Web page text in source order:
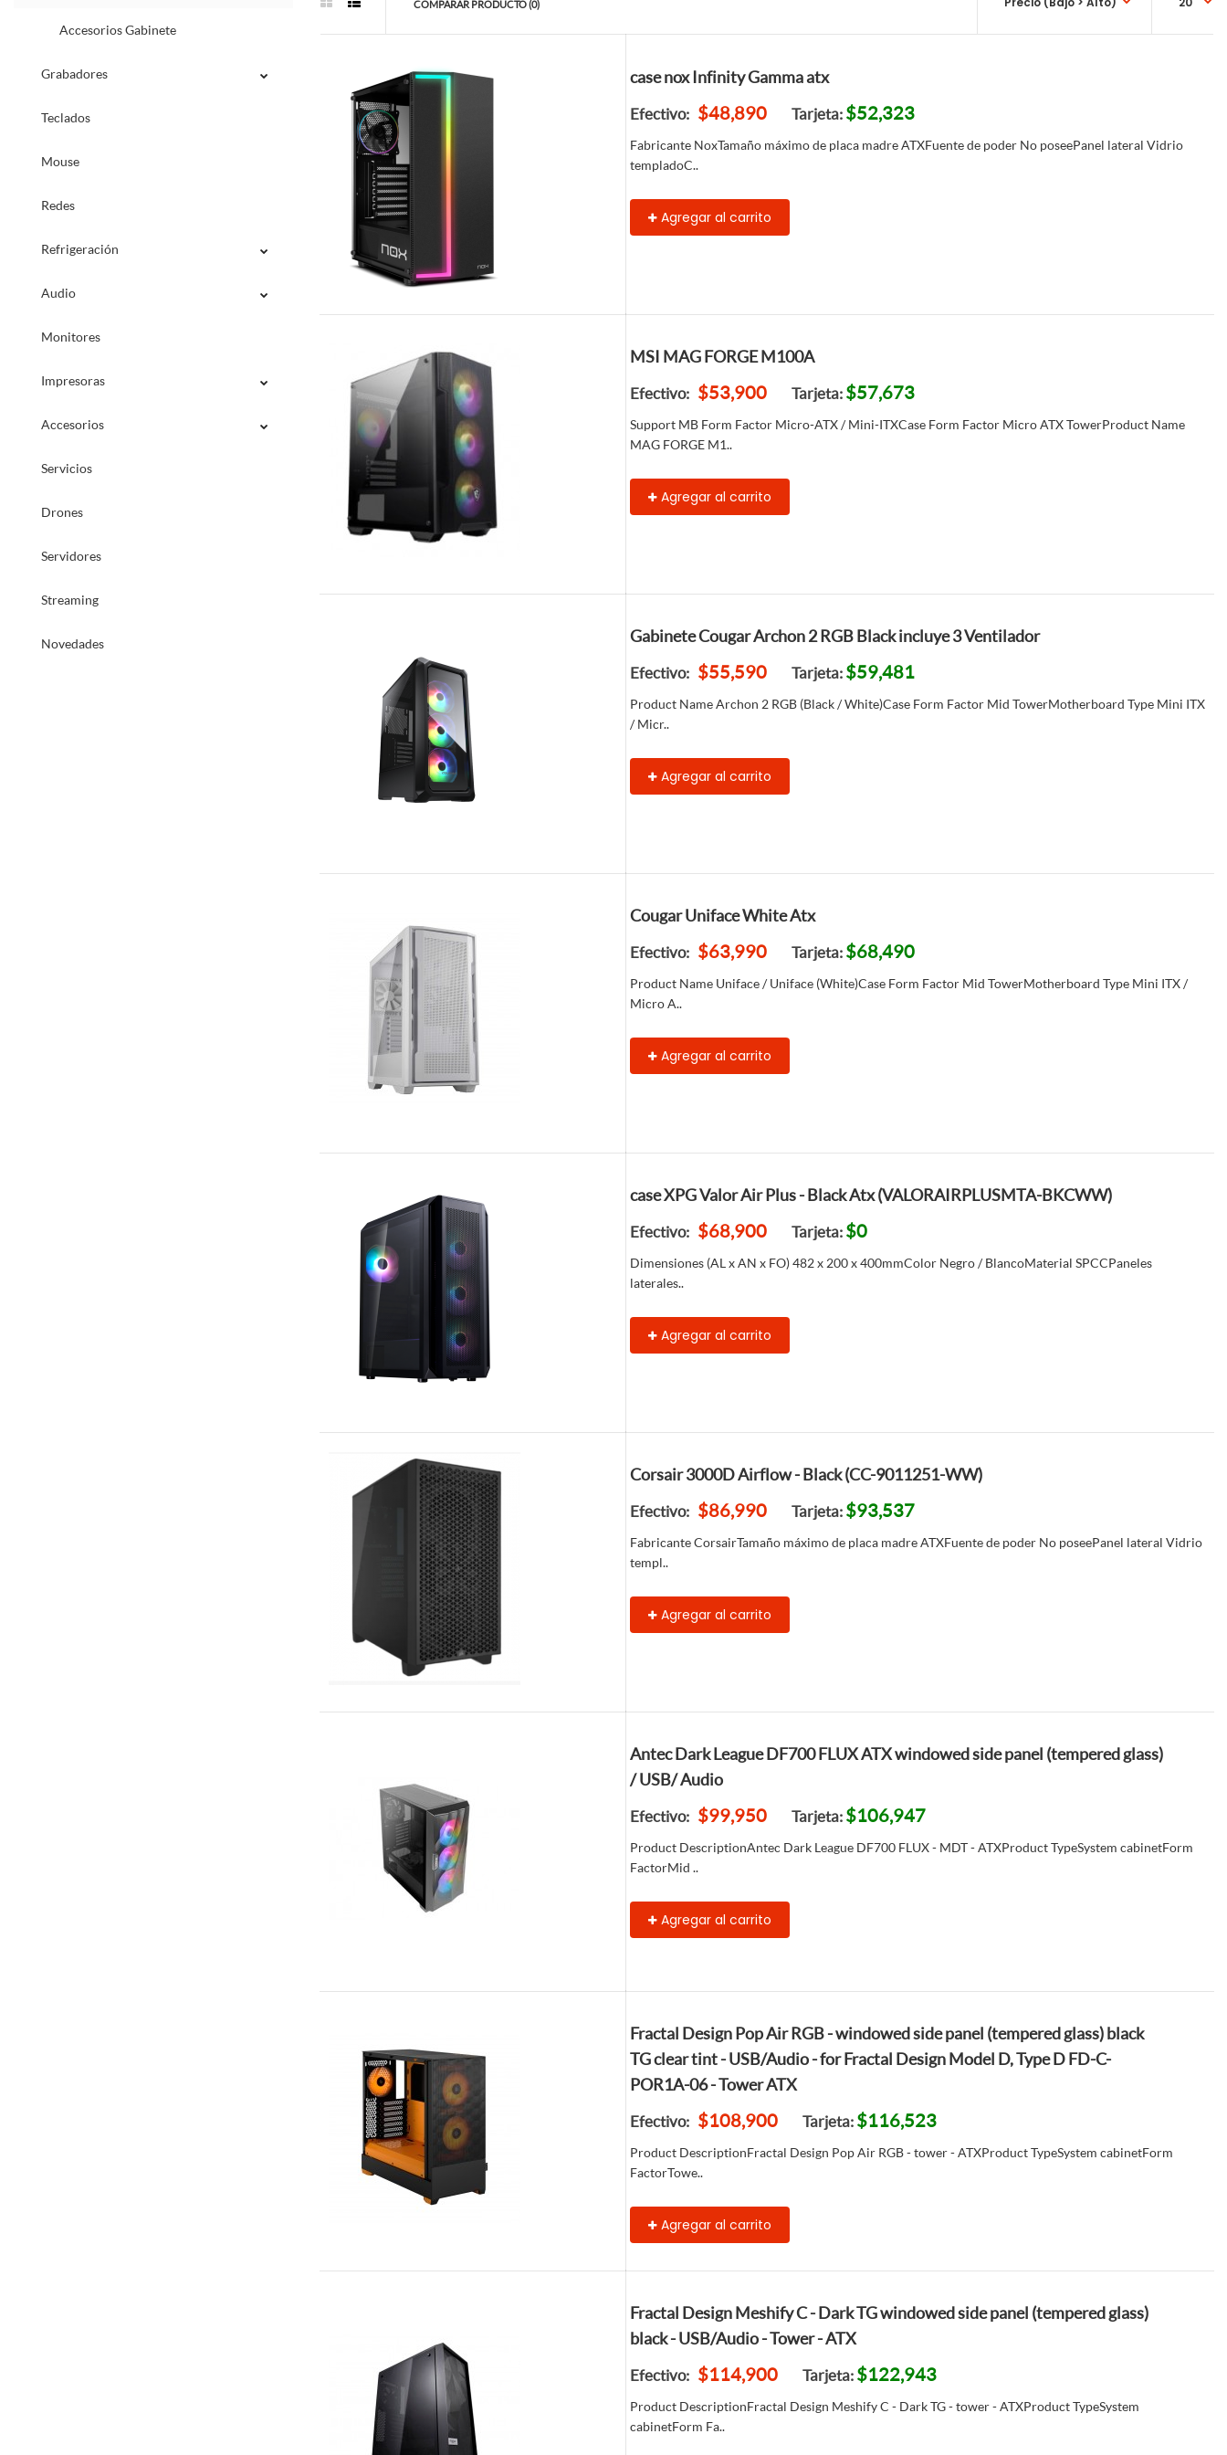
Accesorios Gabinete
Grabadores
Teclados
Mouse
Redes
Refrigeración
Audio
Monitores
Impresoras
Accesorios
Servicios
Drones
Servidores
Streaming
Novedades
COMPARAR PRODUCTO (0)
case nox Infinity Gamma atx
Efectivo: $48,890 Tarjeta:$52,323
Fabricante NoxTamaño máximo de placa madre ATXFuente de poder No poseePanel lateral Vidrio
templadoC..
Agregar al carrito
MSI MAG FORGE M100A
Efectivo: $53,900 Tarjeta:$57,673
Support MB Form Factor Micro-ATX / Mini-ITXCase Form Factor Micro ATX TowerProduct Name
MAG FORGE M1..
Agregar al carrito
Gabinete Cougar Archon 2 RGB Black incluye 3 Ventilador
Efectivo: $55,590 Tarjeta:$59,481
Product Name Archon 2 RGB (Black / White)Case Form Factor Mid TowerMotherboard Type Mini ITX
/ Micr..
Agregar al carrito
Cougar Uniface White Atx
Efectivo: $63,990 Tarjeta:$68,490
Product Name Uniface / Uniface (White)Case Form Factor Mid TowerMotherboard Type Mini ITX /
Micro A..
Agregar al carrito
case XPG Valor Air Plus - Black Atx (VALORAIRPLUSMTA-BKCWW)
Efectivo: $68,900 Tarjeta:$0
Dimensiones (AL x AN x FO) 482 x 200 x 400mmColor Negro / BlancoMaterial SPCCPaneles
laterales..
Agregar al carrito
Corsair 3000D Airflow - Black (CC-9011251-WW)
Efectivo: $86,990 Tarjeta:$93,537
Fabricante CorsairTamaño máximo de placa madre ATXFuente de poder No poseePanel lateral Vidrio
templ..
Agregar al carrito
Antec Dark League DF700 FLUX ATX windowed side panel (tempered glass)
/ USB/ Audio
Efectivo: $99,950 Tarjeta:$106,947
Product DescriptionAntec Dark League DF700 FLUX - MDT - ATXProduct TypeSystem cabinetForm
FactorMid ..
Agregar al carrito
Fractal Design Pop Air RGB - windowed side panel (tempered glass) black
TG clear tint - USB/Audio - for Fractal Design Model D, Type D FD-C-
POR1A-06 - Tower ATX
Efectivo: $108,900 Tarjeta:$116,523
Product DescriptionFractal Design Pop Air RGB - tower - ATXProduct TypeSystem cabinetForm
FactorTowe..
Agregar al carrito
Fractal Design Meshify C - Dark TG windowed side panel (tempered glass)
black - USB/Audio - Tower - ATX
Efectivo: $114,900 Tarjeta:$122,943
Product DescriptionFractal Design Meshify C - Dark TG - tower - ATXProduct TypeSystem
cabinetForm Fa..